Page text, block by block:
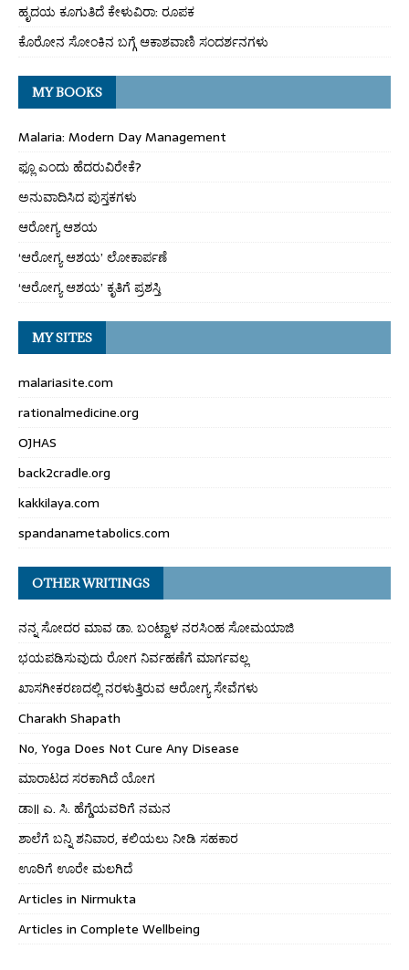
ಹೃದಯ ಕೂಗುತಿದೆ ಕೇಳುವಿರಾ: ರೂಪಕ
ಕೊರೋನ ಸೋಂಕಿನ ಬಗ್ಗೆ ಆಕಾಶವಾಣಿ ಸಂದರ್ಶನಗಳು
MY BOOKS
Malaria: Modern Day Management
ಫ್ಲೂ ಎಂದು ಹೆದರುವಿರೇಕೆ?
ಅನುವಾದಿಸಿದ ಪುಸ್ತಕಗಳು
ಆರೋಗ್ಯ ಆಶಯ
‘ಆರೋಗ್ಯ ಆಶಯ’ ಲೋಕಾರ್ಪಣೆ
‘ಆರೋಗ್ಯ ಆಶಯ’ ಕೃತಿಗೆ ಪ್ರಶಸ್ತಿ
MY SITES
malariasite.com
rationalmedicine.org
OJHAS
back2cradle.org
kakkilaya.com
spandanametabolics.com
OTHER WRITINGS
ನನ್ನ ಸೋದರ ಮಾವ ಡಾ. ಬಂಟ್ವಾಳ ನರಸಿಂಹ ಸೋಮಯಾಜಿ
ಭಯಪಡಿಸುವುದು ರೋಗ ನಿರ್ವಹಣೆಗೆ ಮಾರ್ಗವಲ್ಲ
ಖಾಸಗೀಕರಣದಲ್ಲಿ ನರಳುತ್ತಿರುವ ಆರೋಗ್ಯ ಸೇವೆಗಳು
Charakh Shapath
No, Yoga Does Not Cure Any Disease
ಮಾರಾಟದ ಸರಕಾಗಿದೆ ಯೋಗ
ಡಾ॥ ಎ. ಸಿ. ಹೆಗ್ಡೆಯವರಿಗೆ ನಮನ
ಶಾಲೆಗೆ ಬನ್ನಿ ಶನಿವಾರ, ಕಲಿಯಲು ನೀಡಿ ಸಹಕಾರ
ಊರಿಗೆ ಊರೇ ಮಲಗಿದೆ
Articles in Nirmukta
Articles in Complete Wellbeing